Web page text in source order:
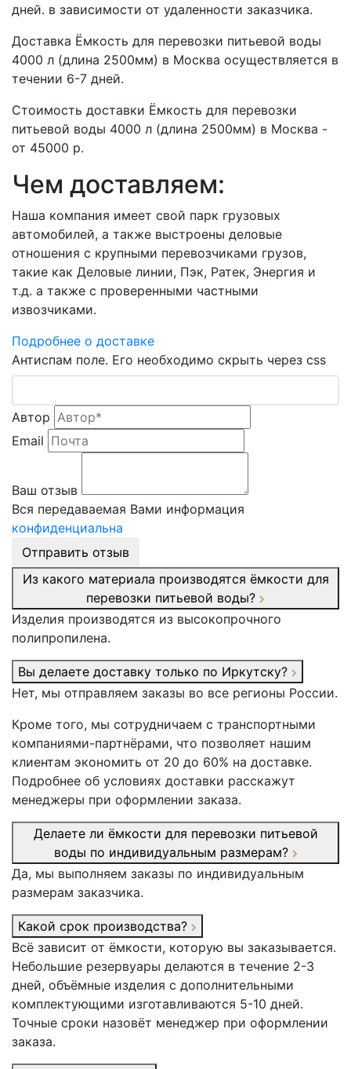
дней. в зависимости от удаленности заказчика.
Доставка Ёмкость для перевозки питьевой воды
4000 л (длина 2500мм) в Москва осуществляется в
течении 6-7 дней.
Стоимость доставки Ёмкость для перевозки
питьевой воды 4000 л (длина 2500мм) в Москва -
от 45000 р.
Чем доставляем:
Наша компания имеет свой парк грузовых
автомобилей, а также выстроены деловые
отношения с крупными перевозчиками грузов,
такие как Деловые линии, Пэк, Ратек, Энергия и
т.д. а также с проверенными частными
извозчиками.
Подробнее о доставке
Антиспам поле. Его необходимо скрыть через css
Автор
Email
Ваш отзыв
Вся передаваемая Вами информация
конфиденциальна
Отправить отзыв
Из какого материала производятся ёмкости для
перевозки питьевой воды?
Изделия производятся из высокопрочного
полипропилена.
Вы делаете доставку только по Иркутску?
Нет, мы отправляем заказы во все регионы России.
Кроме того, мы сотрудничаем с транспортными
компаниями-партнёрами, что позволяет нашим
клиентам экономить от 20 до 60% на доставке.
Подробнее об условиях доставки расскажут
менеджеры при оформлении заказа.
Делаете ли ёмкости для перевозки питьевой
воды по индивидуальным размерам?
Да, мы выполняем заказы по индивидуальным
размерам заказчика.
Какой срок производства?
Всё зависит от ёмкости, которую вы заказывается.
Небольшие резервуары делаются в течение 2-3
дней, объёмные изделия с дополнительными
комплектующими изготавливаются 5-10 дней.
Точные сроки назовёт менеджер при оформлении
заказа.